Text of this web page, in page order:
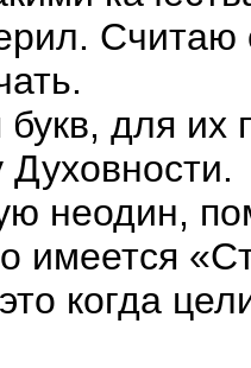
Считаю
букв, для
неодин,
имеется
когда